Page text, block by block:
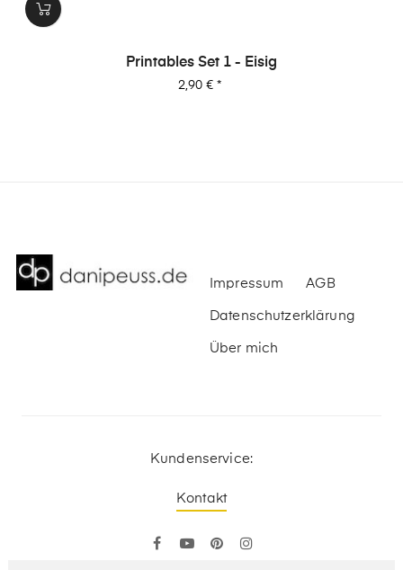
Printables Set 1 - Eisig
Preis
2,90 €*
Impressum AGB
Datenschutzerklärung
Über mich
Kundenservice:
Kontakt
FacebookYouTubePinterest